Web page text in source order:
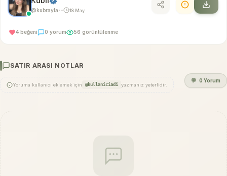
@kubrayla • • 18 May
4 beğeni 0 yorum 56 görüntülenme
SATIR ARASI NOTLAR
Yoruma kullanıcı eklemek için @kullaniciadi yazmanız yeterlidir.
💬 0 Yorum